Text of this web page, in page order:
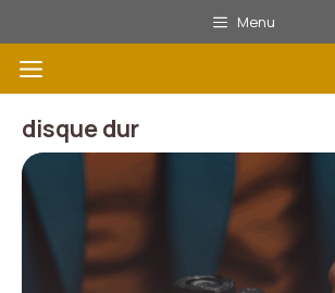
au
contenu
Menu
Menu
disque dur